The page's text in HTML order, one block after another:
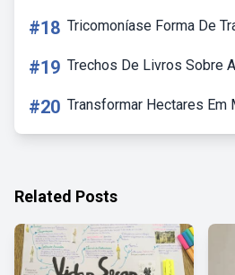
#18 Tricomoníase Forma De
#19 Trechos De Livros Sobre
#20 Transformar Hectares Em
Related Posts